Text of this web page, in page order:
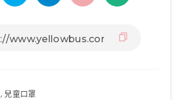
, 兒童口罩